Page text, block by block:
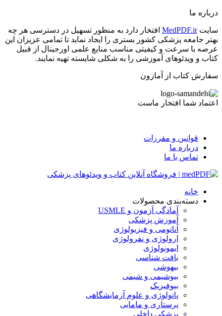
درباره ما
سایتMedPDF.ir افتخار دارد به منظور تسهیل در دسترسی هر چه
بهتر جامعه پزشکی کشور بستری را ایجاد نماید تا تمامی عزیزان این
عرصه با سرعت و کیفیتی مناسب منایع علمی اورجینال از قبیل
کتاب و ویدئوهای آموزشی را به شکلی شایسته تهیه نمایند.
سفارش کتاب از آمازون
اعتماد شما افتخار ماست
قوانین و مقررات
درباره ما
تماس با ما
خانه
دسته‌بندی محصولات
آمادگی آزمون و USMLE
آموزش پزشکی
آناتومی و فیزیولوژی
ارولوژی و نفرولوژی
ایمونولوژی
بافت شناسی
بیهوشی
بیوشیمی و شیمی
بیوفیزیک
پاتولوژی و علوم آزمایشگاهی
پرستاری و مامایی
پزشکی داخلی